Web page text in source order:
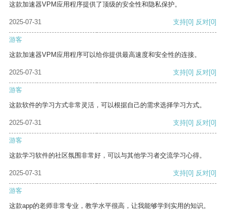
这款加速器VPM应用程序提供了顶级的安全性和隐私保护。
2025-07-31 支持[0] 反对[0]
游客
这款加速器VPM应用程序可以给你提供最高速度和安全性的连接。
2025-07-31 支持[0] 反对[0]
游客
这款软件的学习方式非常灵活，可以根据自己的需求选择学习方式。
2025-07-31 支持[0] 反对[0]
游客
这款学习软件的社区氛围非常好，可以与其他学习者交流学习心得。
2025-07-31 支持[0] 反对[0]
游客
这款app的老师非常专业，教学水平很高，让我能够学到实用的知识。